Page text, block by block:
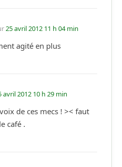
25 avril 2012 11 h 04 min
agité en plus
avril 2012 10 h 29 min
de ces mecs ! >< faut
café .